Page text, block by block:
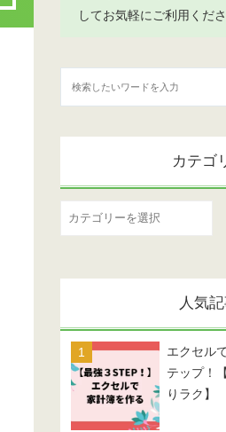
してお気軽にご利用くださ
カテゴ
カ
リ
人気
エクセル
テップ！
りラク】